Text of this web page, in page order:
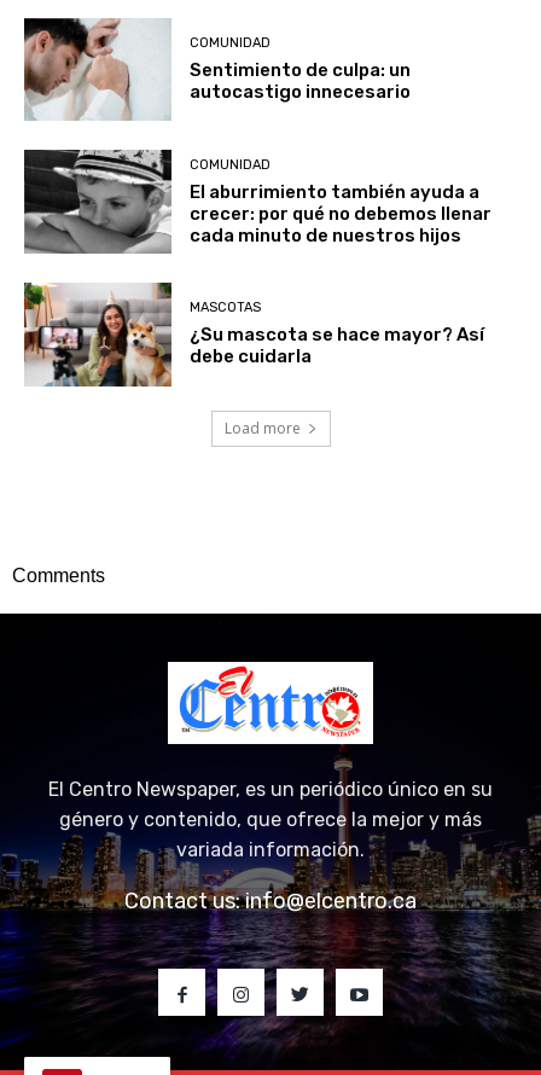
COMUNIDAD
Sentimiento de culpa: un
autocastigo innecesario
COMUNIDAD
El aburrimiento también ayuda a
crecer: por qué no debemos llenar
cada minuto de nuestros hijos
MASCOTAS
¿Su mascota se hace mayor? Así
debe cuidarla
Load more
Comments
El Centro Newspaper, es un periódico único en su
género y contenido, que ofrece la mejor y más
variada información.
Contact us:info@elcentro.ca